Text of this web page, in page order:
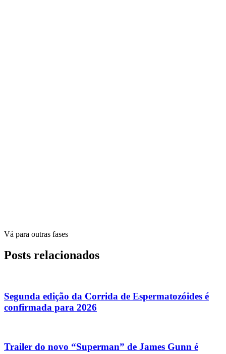
Vá para outras fases
Posts relacionados
Segunda edição da Corrida de Espermatozóides é
confirmada para 2026
Trailer do novo “Superman” de James Gunn é